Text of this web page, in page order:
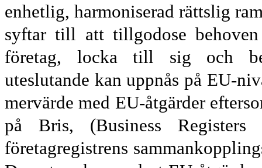
enhetlig, harmoniserad rättslig
syftar till att tillgodose behoven
företag, locka till sig och
uteslutande kan uppnås på EU-
mervärde med EU-åtgärder
på Bris, (Business Registers
företagregistrens